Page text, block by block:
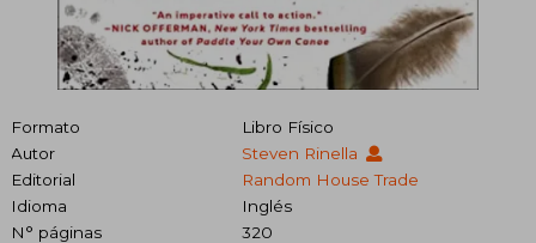
Formato
Libro Físico
Autor
Steven Rinella
Editorial
Random House Trade
Idioma
Inglés
N° páginas
320